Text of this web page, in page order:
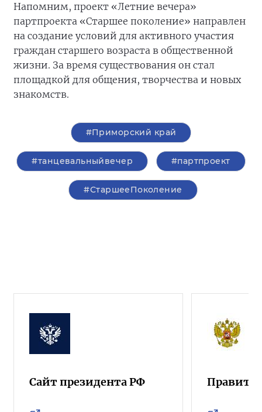
Напомним, проект «Летние вечера»
партпроекта «Старшее поколение» направлен
на создание условий для активного участия
граждан старшего возраста в общественной
жизни. За время существования он стал
площадкой для общения, творчества и новых
знакомств.
#Приморский край
#танцевальныйвечер #партпроект
#СтаршееПоколение
Сайт президента РФ